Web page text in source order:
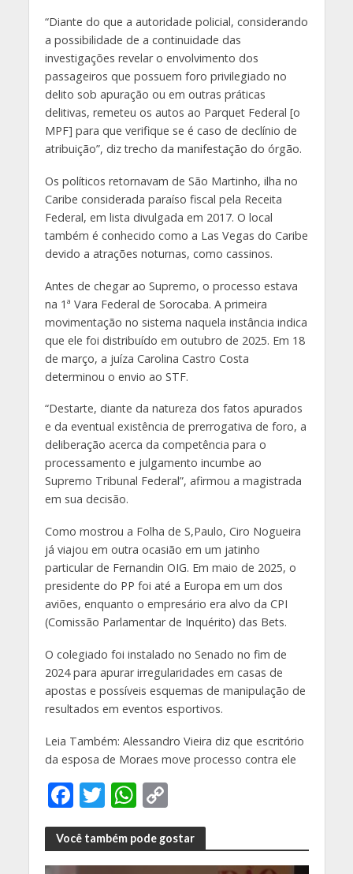
“Diante do que a autoridade policial, considerando
a possibilidade de a continuidade das
investigações revelar o envolvimento dos
passageiros que possuem foro privilegiado no
delito sob apuração ou em outras práticas
delitivas, remeteu os autos ao Parquet Federal [o
MPF] para que verifique se é caso de declínio de
atribuição”, diz trecho da manifestação do órgão.
Os políticos retornavam de São Martinho, ilha no
Caribe considerada paraíso fiscal pela Receita
Federal, em lista divulgada em 2017. O local
também é conhecido como a Las Vegas do Caribe
devido a atrações noturnas, como cassinos.
Antes de chegar ao Supremo, o processo estava
na 1ª Vara Federal de Sorocaba. A primeira
movimentação no sistema naquela instância indica
que ele foi distribuído em outubro de 2025. Em 18
de março, a juíza Carolina Castro Costa
determinou o envio ao STF.
“Destarte, diante da natureza dos fatos apurados
e da eventual existência de prerrogativa de foro, a
deliberação acerca da competência para o
processamento e julgamento incumbe ao
Supremo Tribunal Federal”, afirmou a magistrada
em sua decisão.
Como mostrou a Folha de S,Paulo, Ciro Nogueira
já viajou em outra ocasião em um jatinho
particular de Fernandin OIG. Em maio de 2025, o
presidente do PP foi até a Europa em um dos
aviões, enquanto o empresário era alvo da CPI
(Comissão Parlamentar de Inquérito) das Bets.
O colegiado foi instalado no Senado no fim de
2024 para apurar irregularidades em casas de
apostas e possíveis esquemas de manipulação de
resultados em eventos esportivos.
Leia Também: Alessandro Vieira diz que escritório
da esposa de Moraes move processo contra ele
F
ac
e
T
w
itt
W
h
at
C
o
p
Você também pode gostar